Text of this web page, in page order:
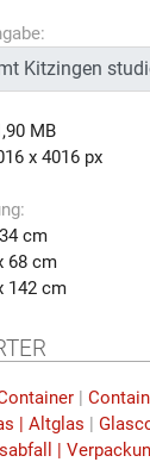
MB
x 4016 px
cm
68 cm
142 cm
|
| Altglas |
|